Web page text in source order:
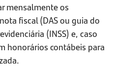
mensalmente os
fiscal (DAS ou guia do
(INSS) e, caso
honorários contábeis para